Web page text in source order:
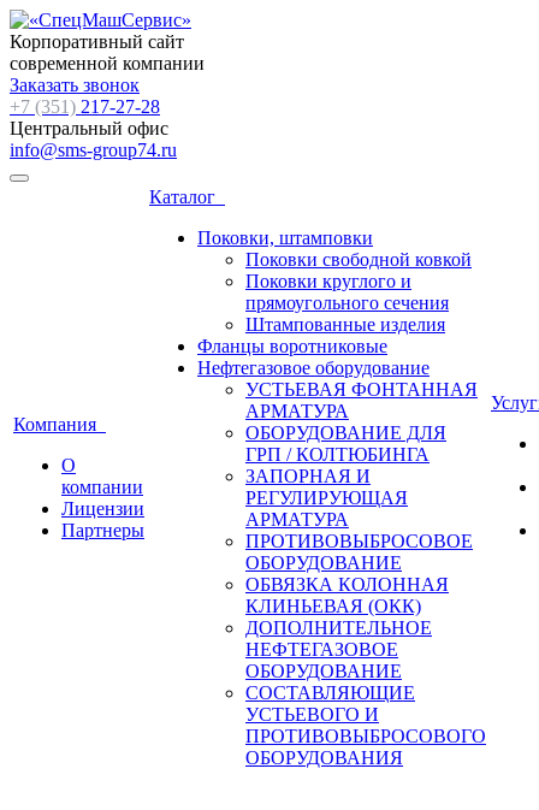
Корпоративный сайт
современной компании
Заказать звонок
+7 (351) 217-27-28
Центральный офис
info@sms-group74.ru
Компания
О
компании
Лицензии
Партнеры
Каталог
Поковки, штамповки
Поковки свободной ковкой
Поковки круглого и
прямоугольного сечения
Штампованные изделия
Фланцы воротниковые
Нефтегазовое оборудование
УСТЬЕВАЯ ФОНТАННАЯ
АРМАТУРА
ОБОРУДОВАНИЕ ДЛЯ
ГРП / КОЛТЮБИНГА
ЗАПОРНАЯ И
РЕГУЛИРУЮЩАЯ
АРМАТУРА
ПРОТИВОВЫБРОСОВОЕ
ОБОРУДОВАНИЕ
ОБВЯЗКА КОЛОННАЯ
КЛИНЬЕВАЯ (ОКК)
ДОПОЛНИТЕЛЬНОЕ
НЕФТЕГАЗОВОЕ
ОБОРУДОВАНИЕ
СОСТАВЛЯЮЩИЕ
УСТЬЕВОГО И
ПРОТИВОВЫБРОСОВОГО
ОБОРУДОВАНИЯ